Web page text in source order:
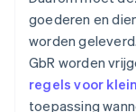
goederen en
worden
GbR worden
regels voor
toepassing